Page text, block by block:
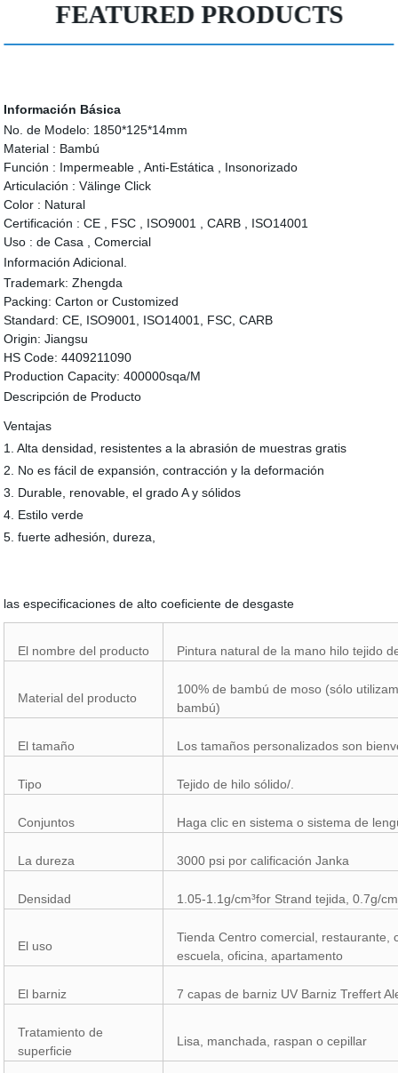
FEATURED PRODUCTS
Información Básica
No. de Modelo: 1850*125*14mm
Material : Bambú
Función : Impermeable , Anti-Estática , Insonorizado
Articulación : Välinge Click
Color : Natural
Certificación : CE , FSC , ISO9001 , CARB , ISO14001
Uso : de Casa , Comercial
Información Adicional.
Trademark: Zhengda
Packing: Carton or Customized
Standard: CE, ISO9001, ISO14001, FSC, CARB
Origin: Jiangsu
HS Code: 4409211090
Production Capacity: 400000sqa/M
Descripción de Producto
Ventajas
1. Alta densidad, resistentes a la abrasión de muestras gratis
2. No es fácil de expansión, contracción y la deformación
3. Durable, renovable, el grado A y sólidos
4. Estilo verde
5. fuerte adhesión, dureza,
las especificaciones de alto coeficiente de desgaste
El nombre del producto Pintura natural de la mano hilo tejido
Material del producto
100% de bambú de moso (sólo
bambú)
El tamaño Los tamaños personalizados son
Tipo Tejido de hilo sólido/.
Conjuntos Haga clic en sistema o sistema de
La dureza 3000 psi por calificación Janka
Densidad 1.05-1.1g/cm³for Strand tejida, 0.7g/
El uso
Tienda Centro comercial, restaurante,
escuela, oficina, apartamento
El barniz 7 capas de barniz UV Barniz Treffert
Tratamiento de
superficie
Lisa, manchada, raspan o cepillar